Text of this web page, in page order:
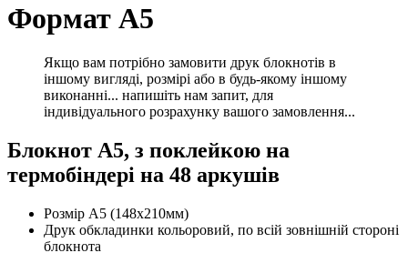
Формат А5
Якщо вам потрібно замовити друк блокнотів в
іншому вигляді, розмірі або в будь-якому іншому
виконанні... напишіть нам запит, для
індивідуального розрахунку вашого замовлення...
Блокнот А5, з поклейкою на
термобіндері на 48 аркушів
Розмір А5 (148х210мм)
Друк обкладинки кольоровий, по всій зовнішній стороні
блокнота